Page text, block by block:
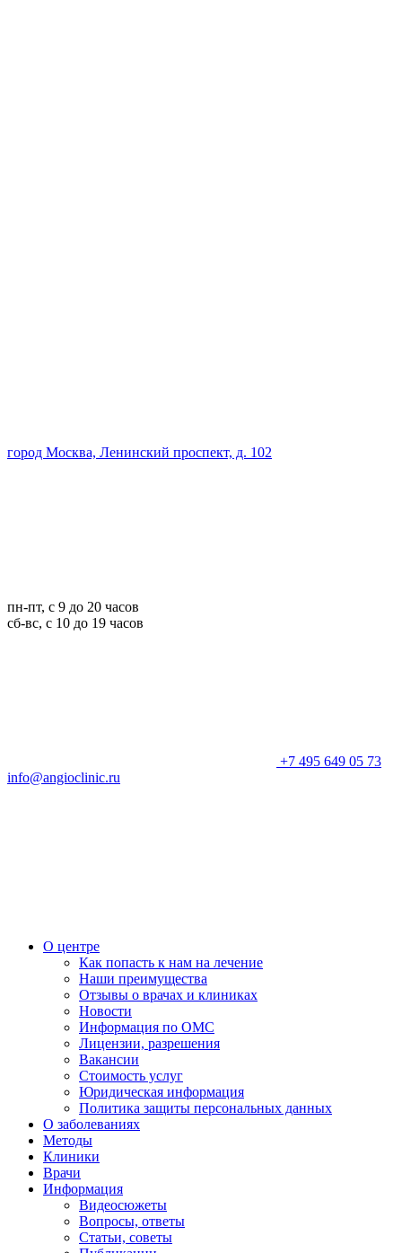
город Москва, Ленинский проспект, д. 102
пн-пт, с 9 до 20 часов
сб-вс, с 10 до 19 часов
+7 495 649 05 73
info@angioclinic.ru
О центре
Как попасть к нам на лечение
Наши преимущества
Отзывы о врачах и клиниках
Новости
Информация по ОМС
Лицензии, разрешения
Вакансии
Стоимость услуг
Юридическая информация
Политика защиты персональных данных
О заболеваниях
Методы
Клиники
Врачи
Информация
Видеосюжеты
Вопросы, ответы
Статьи, советы